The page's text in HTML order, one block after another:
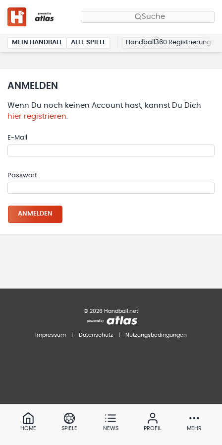
Suche
MEIN HANDBALL ALLE SPIELE Handball360 Registrierung
ANMELDEN
Wenn Du noch keinen Account hast, kannst Du Dich
hier registrieren.
E-Mail
Passwort
ANMELDEN
© 2026 Handball.net
Impressum Datenschutz Nutzungsbedingungen
HOME SPIELE NEWS PROFIL MEHR